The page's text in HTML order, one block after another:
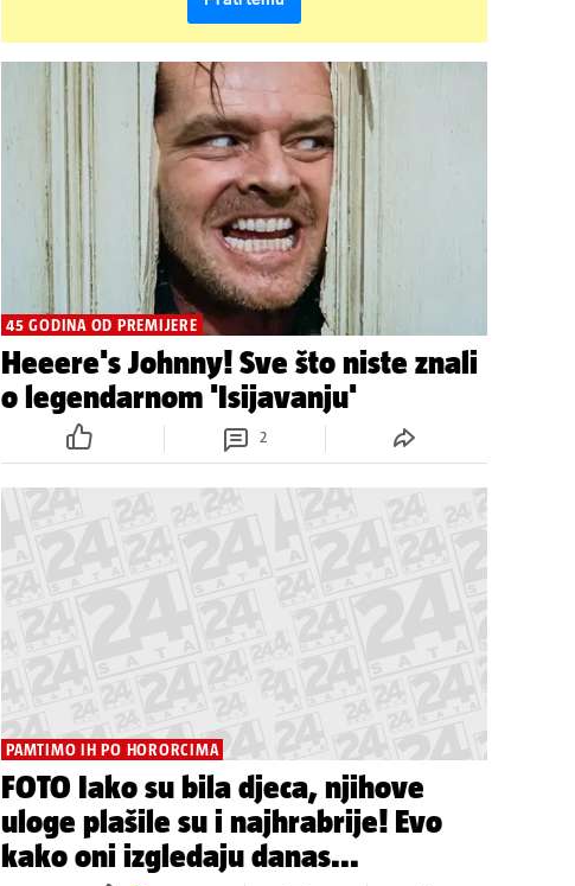
45 GODINA OD PREMIJERE
Heeere's Johnny! Sve što niste znali
o legendarnom 'Isijavanju'
2
PAMTIMO IH PO HORORCIMA
FOTO Iako su bila djeca, njihove
uloge plašile su i najhrabrije! Evo
kako oni izgledaju danas...